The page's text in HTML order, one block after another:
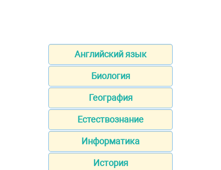
Английский язык
Биология
География
Естествознание
Информатика
История